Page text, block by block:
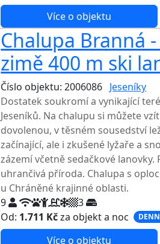
Více o objektu
Chalupa Branná
zimě 400 m ski
Číslo objektu: 2006086 Jeseníky
Dostatek soukromí a vynikající
Jeseníků. Na chalupu si můžete
dovolenou, v těsném sousedství
začínající, ale i zkušené lyžaře a
zázemí včetně sedačkové lanovky.
uhrančivá příroda. Chalupa s
u Chráněné krajinné oblasti.
9
3
Od: 1.711 Kčza objekt a noc
Více o objektu